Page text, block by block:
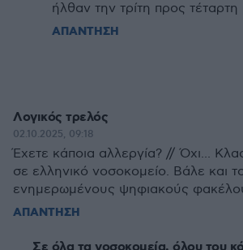
ήλθαν την τρίτη προς
ΑΠΑΝΤΗΣΗ
Λογικός τρελός
02.10.2025, 09:18
Έχετε κάποια αλλεργία? // Όχι...
σε ελληνικό νοσοκομείο. Βάλε και
ενημερωμένους ψηφιακούς
ΑΠΑΝΤΗΣΗ